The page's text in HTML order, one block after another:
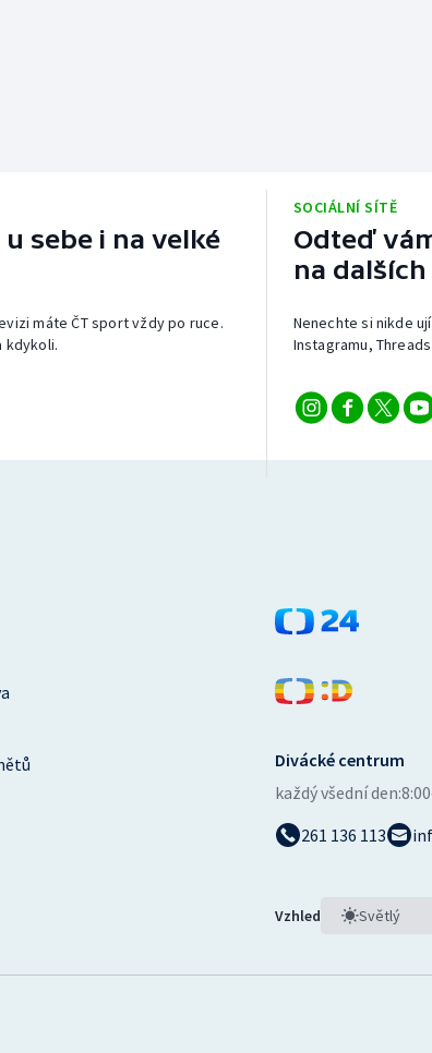
sebe i na velké
máte ČT sport vždy po ruce.
kdykoli.
SOCIÁLNÍ SÍTĚ
Odteď
na
Nenechte si nikde
Instagramu,
Divácké centrum
každý všední den:
261 136 113
Vzhled Světlý